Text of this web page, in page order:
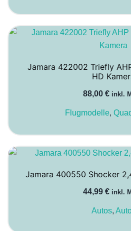
Jamara 422002 Triefly
HD
88,00 € inkl.
Flugmodelle,
Jamara 400550 Shocker
44,99 € inkl.
Autos,